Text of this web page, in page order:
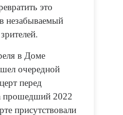
это
незабываемый
в Доме
очередной
перед
прошедший 2022
присутствовали